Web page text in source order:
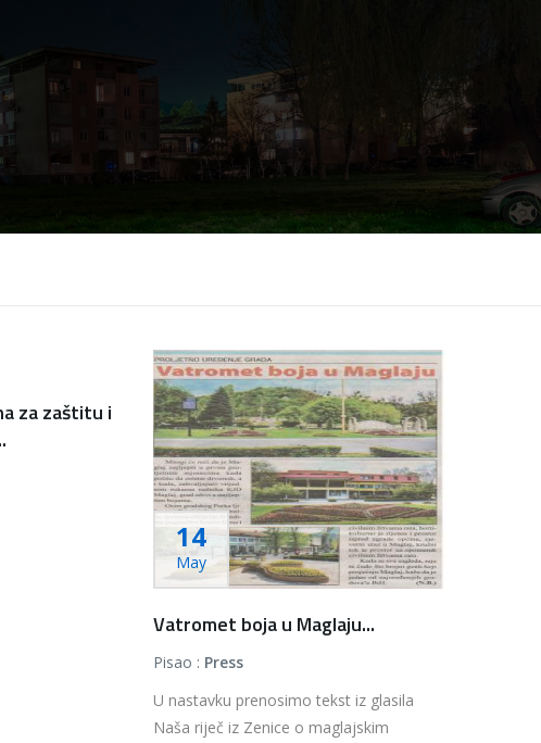
za zaštitu i
14
May
Vatromet boja u Maglaju...
Pisao : Press
U nastavku prenosimo tekst iz glasila
Naša riječ iz Zenice o maglajskim